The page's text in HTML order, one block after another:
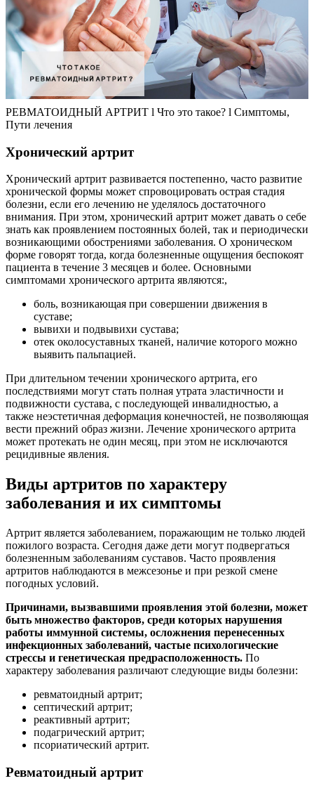
РЕВМАТОИДНЫЙ АРТРИТ l Что это такое? l Симптомы,
Пути лечения
Хронический артрит
Хронический артрит развивается постепенно, часто развитие
хронической формы может спровоцировать острая стадия
болезни, если его лечению не уделялось достаточного
внимания. При этом, хронический артрит может давать о себе
знать как проявлением постоянных болей, так и периодически
возникающими обострениями заболевания. О хроническом
форме говорят тогда, когда болезненные ощущения беспокоят
пациента в течение 3 месяцев и более. Основными
симптомами хронического артрита являются:,
боль, возникающая при совершении движения в
суставе;
вывихи и подвывихи сустава;
отек околосуставных тканей, наличие которого можно
выявить пальпацией.
При длительном течении хронического артрита, его
последствиями могут стать полная утрата эластичности и
подвижности сустава, с последующей инвалидностью, а
также неэстетичная деформация конечностей, не позволяющая
вести прежний образ жизни. Лечение хронического артрита
может протекать не один месяц, при этом не исключаются
рецидивные явления.
Виды артритов по характеру
заболевания и их симптомы
Артрит является заболеванием, поражающим не только людей
пожилого возраста. Сегодня даже дети могут подвергаться
болезненным заболеваниям суставов. Часто проявления
артритов наблюдаются в межсезонье и при резкой смене
погодных условий.
Причинами, вызвавшими проявления этой болезни, может
быть множество факторов, среди которых нарушения
работы иммунной системы, осложнения перенесенных
инфекционных заболеваний, частые психологические
стрессы и генетическая предрасположенность. По
характеру заболевания различают следующие виды болезни:
ревматоидный артрит;
септический артрит;
реактивный артрит;
подагрический артрит;
псориатический артрит.
Ревматоидный артрит